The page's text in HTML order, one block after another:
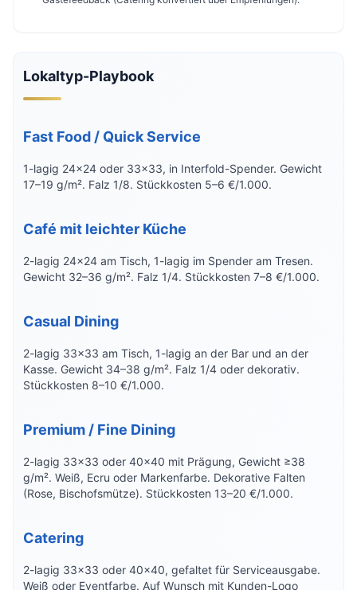
Lokaltyp-Playbook
Fast Food / Quick Service
1-lagig 24×24 oder 33×33, in Interfold-Spender. Gewicht
17–19 g/m². Falz 1/8. Stückkosten 5–6 €/1.000.
Café mit leichter Küche
2-lagig 24×24 am Tisch, 1-lagig im Spender am Tresen.
Gewicht 32–36 g/m². Falz 1/4. Stückkosten 7–8 €/1.000.
Casual Dining
2-lagig 33×33 am Tisch, 1-lagig an der Bar und an der
Kasse. Gewicht 34–38 g/m². Falz 1/4 oder dekorativ.
Stückkosten 8–10 €/1.000.
Premium / Fine Dining
2-lagig 33×33 oder 40×40 mit Prägung, Gewicht ≥38
g/m². Weiß, Ecru oder Markenfarbe. Dekorative Falten
(Rose, Bischofsmütze). Stückkosten 13–20 €/1.000.
Catering
2-lagig 33×33 oder 40×40, gefaltet für Serviceausgabe.
Weiß oder Eventfarbe. Auf Wunsch mit Kunden-Logo